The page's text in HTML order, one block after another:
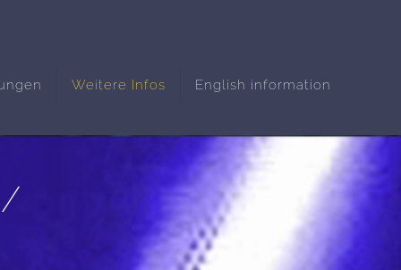
Weitere Infos English information
/